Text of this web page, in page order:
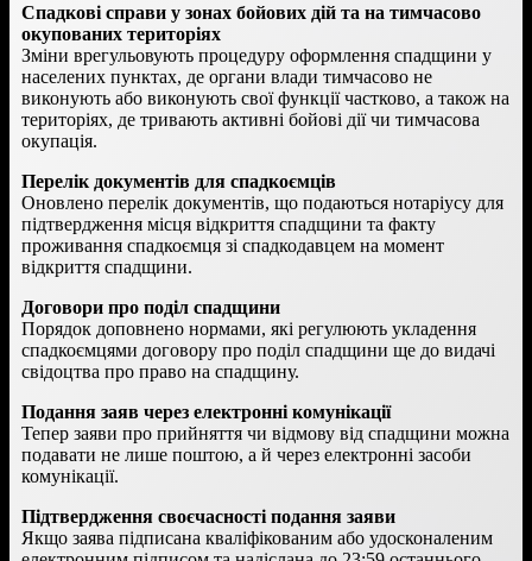
Спадкові справи у зонах бойових дій та на тимчасово
окупованих територіях
Зміни врегульовують процедуру оформлення спадщини у
населених пунктах, де органи влади тимчасово не
виконують або виконують свої функції частково, а також на
територіях, де тривають активні бойові дії чи тимчасова
окупація.
Перелік документів для спадкоємців
Оновлено перелік документів, що подаються нотаріусу для
підтвердження місця відкриття спадщини та факту
проживання спадкоємця зі спадкодавцем на момент
відкриття спадщини.
Договори про поділ спадщини
Порядок доповнено нормами, які регулюють укладення
спадкоємцями договору про поділ спадщини ще до видачі
свідоцтва про право на спадщину.
Подання заяв через електронні комунікації
Тепер заяви про прийняття чи відмову від спадщини можна
подавати не лише поштою, а й через електронні засоби
комунікації.
Підтвердження своєчасності подання заяви
Якщо заява підписана кваліфікованим або удосконаленим